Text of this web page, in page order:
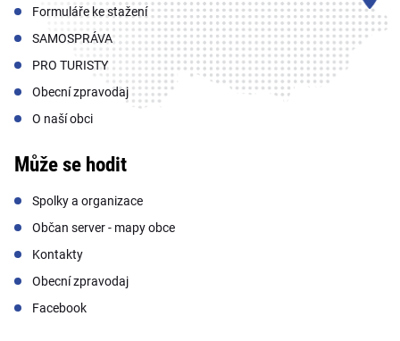
Formuláře ke stažení
SAMOSPRÁVA
PRO TURISTY
Obecní zpravodaj
O naší obci
Může se hodit
Spolky a organizace
Občan server - mapy obce
Kontakty
Obecní zpravodaj
Facebook